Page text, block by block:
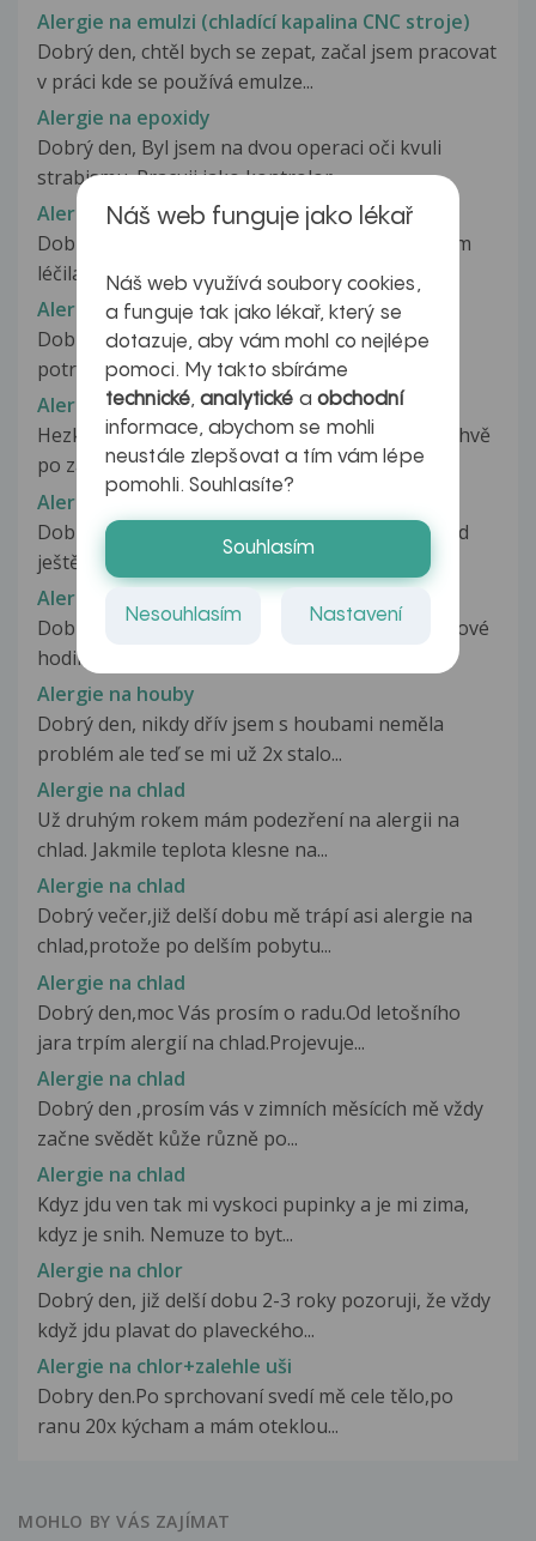
Alergie na emulzi (chladící kapalina CNC stroje)
Dobrý den, chtěl bych se zepat, začal jsem pracovat
v práci kde se používá emulze...
Alergie na epoxidy
Dobrý den, Byl jsem na dvou operaci oči kvuli
strabismu. Pracuji jako kontrolor...
Alergie na Fromilid (?)
Dobrý den, měla jsem týden angínu, kterou jsem
léčila penicilinem. Do toho se...
Alergie na gliadin
Dobrý den, nedávno jsem absolvovala Alcat
potravinové testy, kvůli dlouhodobým...
Alergie na Gynoflor
Hezký den, udělala se mi alergická reakce v pochvě
po zavedení tablety gynoflor....
Alergie na hmyzí bodnutí
Dobrý den, setkala jsem se s názorem, že pokud
ještě nikdy člověk nebyl pobodán...
Alergie na hodinky
Dobrý den, pořídila jsem si celkem drahé značkové
hodinky z oceli a zjistila...
Alergie na houby
Dobrý den, nikdy dřív jsem s houbami neměla
problém ale teď se mi už 2x stalo...
Alergie na chlad
Už druhým rokem mám podezření na alergii na
chlad. Jakmile teplota klesne na...
Alergie na chlad
Dobrý večer,již delší dobu mě trápí asi alergie na
chlad,protože po delším pobytu...
Alergie na chlad
Dobrý den,moc Vás prosím o radu.Od letošního
jara trpím alergií na chlad.Projevuje...
Alergie na chlad
Dobrý den ,prosím vás v zimních měsících mě vždy
začne svědět kůže různě po...
Alergie na chlad
Kdyz jdu ven tak mi vyskoci pupinky a je mi zima,
kdyz je snih. Nemuze to byt...
Alergie na chlor
Dobrý den, již delší dobu 2-3 roky pozoruji, že vždy
když jdu plavat do plaveckého...
Alergie na chlor+zalehle uši
Dobry den.Po sprchovaní svedí mě cele tělo,po
ranu 20x kýcham a mám oteklou...
MOHLO BY VÁS ZAJÍMAT
Náš web funguje jako lékař
Náš web využívá soubory cookies,
a funguje tak jako lékař, který se
dotazuje, aby vám mohl co nejlépe
pomoci. My takto sbíráme
technické,analytické a obchodní
informace, abychom se mohli
neustále zlepšovat a tím vám lépe
pomohli. Souhlasíte?
Souhlasím
Nesouhlasím Nastavení